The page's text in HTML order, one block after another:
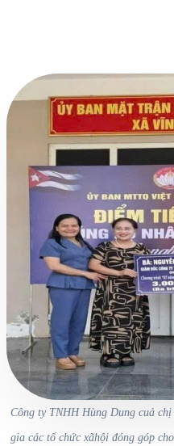
Công ty TNHH Hùng Dung cuả
gia các tổ chức xãhội đóng góp